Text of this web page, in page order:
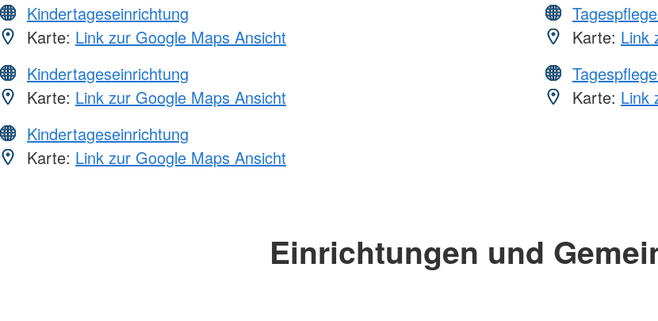
Kindertageseinrichtung
Karte: Link zur Google Maps Ansicht
Kindertageseinrichtung
Karte: Link zur Google Maps Ansicht
Kindertageseinrichtung
Karte: Link zur Google Maps Ansicht
Karte: Link
Karte: Link
Einrichtungen und